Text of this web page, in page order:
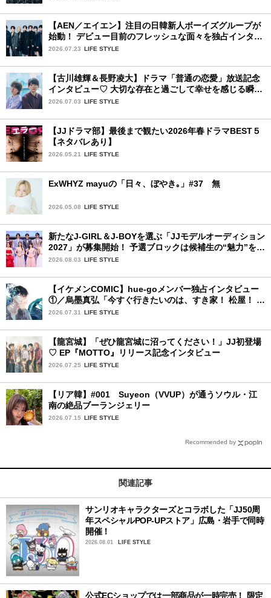
【AEN／エイエン】注目の日韓新人ボーイズグループが
始動！ デビュー目前のフレッシュな面々を独占インタビ
ュー。7人の魅力に迫ります♪
2026.07.23 LIFE STYLE
【古川雄輝＆長野凌大】ドラマ「普通の恋愛」放送記念
インタビュー♡ 大切な存在と過ごして幸せを感じる瞬間
は？
2026.07.03 LIFE STYLE
【JJドラマ部】最後まで観たい2026年春ドラマBEST５
【ネタバレあり】
2026.05.21 LIFE STYLE
ExWHYZ mayuの「日々、ぼやき｡」#37 無
2026.05.08 LIFE STYLE
新たなJ-GIRL＆J-BOYを選ぶ「JJモデルオーディション
2027」が募集開始！ 予選ブロックは候補生の“魅力”を重
視した「新システム」に変わります
2026.08.03 LIFE STYLE
【イケメンCOMIC】hue-goメンバー独占インタビュー
①／烏墨真弘「今すぐ行きたいのは、すき家！ 松屋！ ミ
スド！」
2026.07.31 LIFE STYLE
【龍宮城】「ぜひ龍宮城に沼ってください！」JJ初登場
♡ EP『MOTTO』リリース記念インタビュー
2026.07.25 LIFE STYLE
【リア韓】#001 Suyeon（VVUP）が通うソウル・江
南の絶品ブーランジェリー
2026.07.15 LIFE STYLE
Recommended by
関連記事
サンリオキャラクターズとコラボした「JJ50周
年スペシャルPOP-UPストア」広島・岩手で同時
開催！
2026.08.01 LIFE STYLE
公式ECショップでは一部商品が一時完売！ 限定